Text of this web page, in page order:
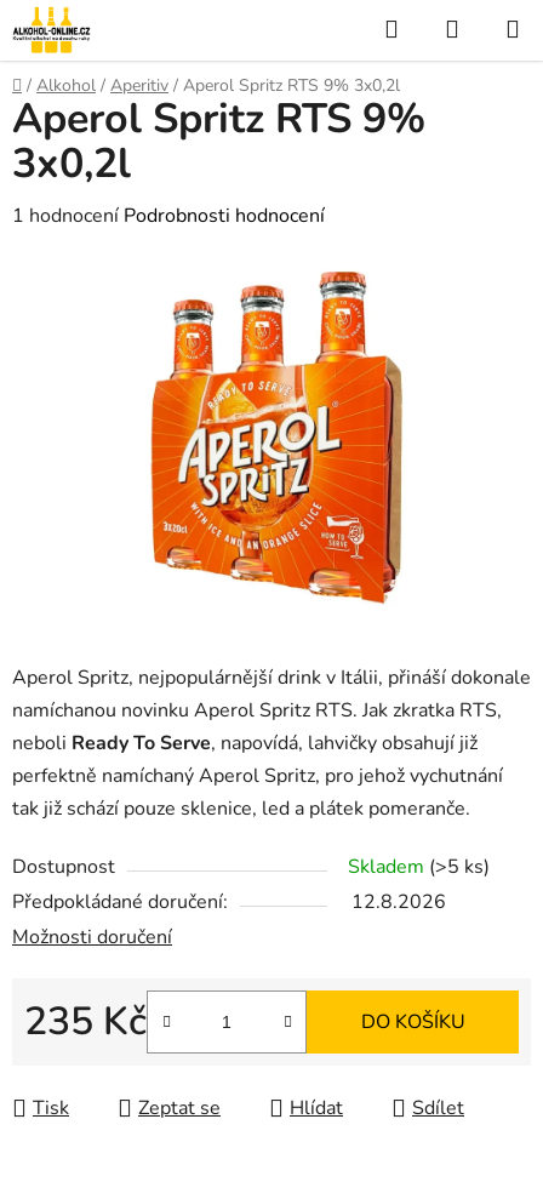
Přejít
na
obsah
Hledat
KOŠÍK
Domů
/ Alkohol / Aperitiv / Aperol Spritz RTS 9% 3x0,2l
Aperol Spritz, nejpopulárnější drink v Itálii, přináší dokonale
namíchanou novinku Aperol Spritz RTS. Jak zkratka RTS,
neboli Ready To Serve, napovídá, lahvičky obsahují již
perfektně namíchaný Aperol Spritz, pro jehož vychutnání
tak již schází pouze sklenice, led a plátek pomeranče.
Dostupnost Skladem (>5 ks)
Předpokládané doručení:
12.8.2026
Možnosti doručení
235 Kč DO KOŠÍKU
Tisk Zeptat se Hlídat Sdílet
Aperol Spritz RTS 9%
3x0,2l
Průměrné
1 hodnocení Podrobnosti hodnocení